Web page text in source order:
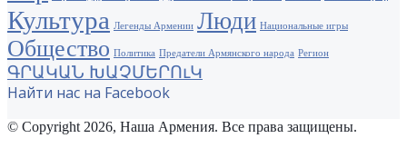
Культура Легенды Армении Люди Национальные игры
Общество Политика Предатели Армянского народа Регион
ԳՐԱԿԱՆ ԽԱՉՄԵՐՈւԿ
Найти нас на Facebook
© Copyright 2026, Наша Армения. Все права защищены.